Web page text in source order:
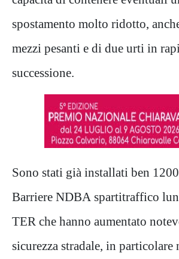
spostamento molto ridotto,
mezzi pesanti e di due urti in
successione.
Sono stati già installati ben
Barriere NDBA spartitraffico
TER che hanno aumentato
sicurezza stradale, in particolare